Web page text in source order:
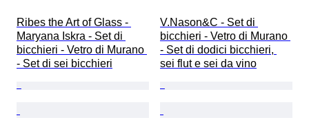
Ribes the Art of Glass -
Maryana Iskra - Set di
bicchieri - Vetro di Murano
- Set di sei bicchieri
V.Nason&C - Set di
bicchieri - Vetro di Murano
- Set di dodici bicchieri,
sei flut e sei da vino